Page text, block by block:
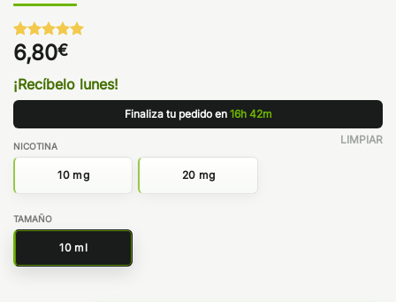
Valorado
con5de 5
en base a
1
valoración
de un
6,80€
¡Recíbelo lunes!
Finaliza tu pedido en 16h 42m
NICOTINA
10 mg 20 mg
TAMAÑO
10 ml
LIMPIAR